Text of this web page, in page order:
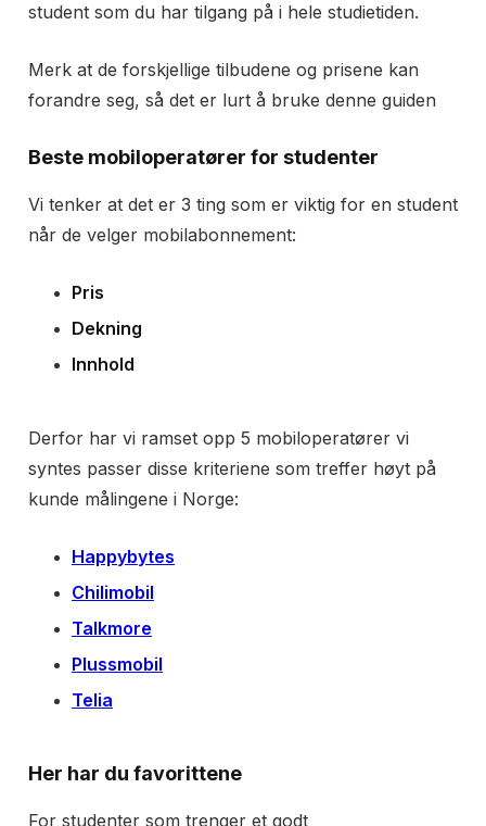
student som du har tilgang på i hele studietiden.
Merk at de forskjellige tilbudene og prisene kan
forandre seg, så det er lurt å bruke denne guiden
Beste mobiloperatører for studenter
Vi tenker at det er 3 ting som er viktig for en student
når de velger mobilabonnement:
Pris
Dekning
Innhold
Derfor har vi ramset opp 5 mobiloperatører vi
syntes passer disse kriteriene som treffer høyt på
kunde målingene i Norge:
Happybytes
Chilimobil
Talkmore
Plussmobil
Telia
Her har du favorittene
For studenter som trenger et godt